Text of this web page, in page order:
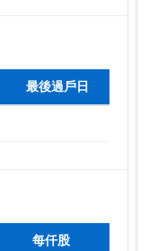
最後過戶日
每仟股